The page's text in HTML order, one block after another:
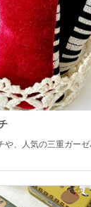
や、人気の三重ガー